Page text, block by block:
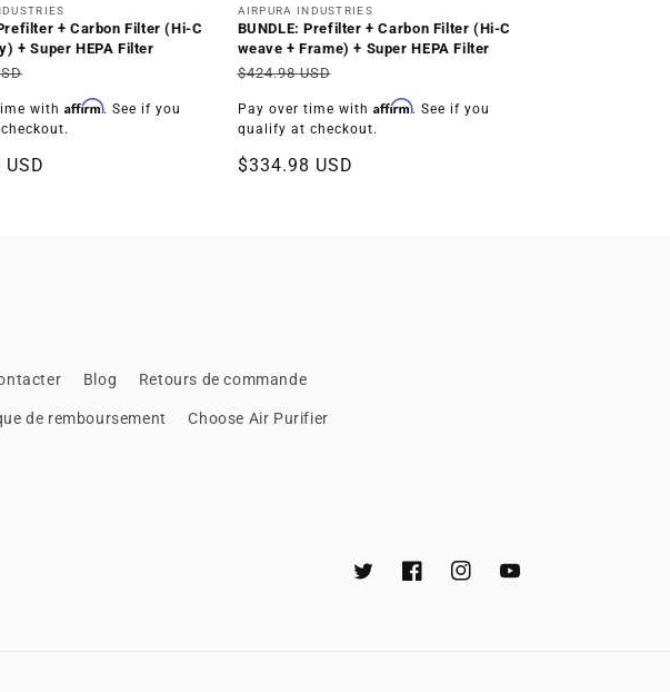
:
+ Carbon Filter (Hi-C
+ Super HEPA Filter
with Affirm. See if you
Distributeur :
AIRPURA INDUSTRIES
BUNDLE: Prefilter + Carbon Filter (Hi-C
weave + Frame) + Super HEPA Filter
Prix
$424.98 USD
Pay over time with Affirm. See if you
qualify at checkout.
Prix
$334.98 USD
Blog Retours de commande
de remboursement Choose Air Purifier
TwitterFacebookInstagramYouTube